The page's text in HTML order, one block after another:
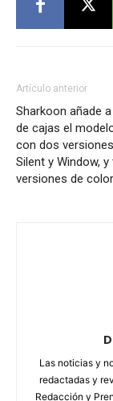
Artículo anterior
Sharkoon añade
de cajas el
con dos
Silent y Window, y
versiones de
Las noticias y
redactadas y
Redacción y